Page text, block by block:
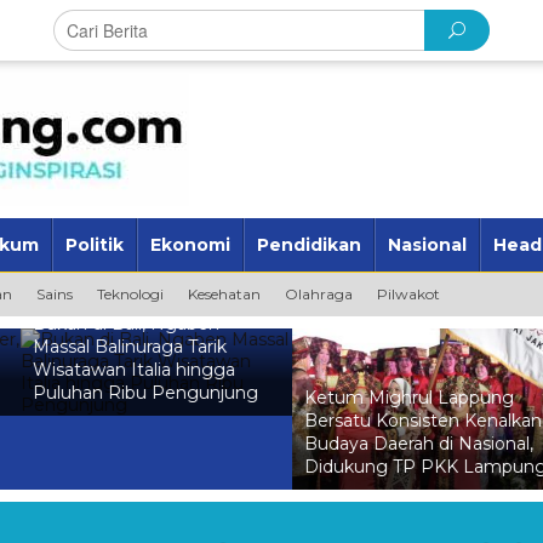
Politik Ekonomi Pendidikan Nasional
Sains Teknologi Kesehatan Olahraga Pilwakot
Bukan di Bali, Ngaben
Massal Balinuraga Tarik
Wisatawan Italia hingga
Puluhan Ribu Pengunjung
Ketum Mighrul Lappung
Bersatu Konsisten Kenalkan
Budaya Daerah di Nasional,
Didukung TP PKK